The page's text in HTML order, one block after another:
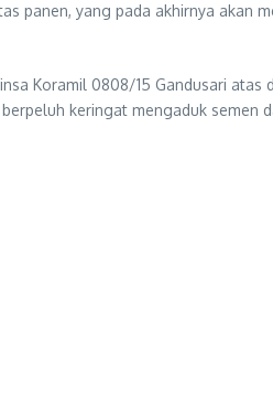
panen, yang pada akhirnya akan
Koramil 0808/15 Gandusari atas
keringat mengaduk semen